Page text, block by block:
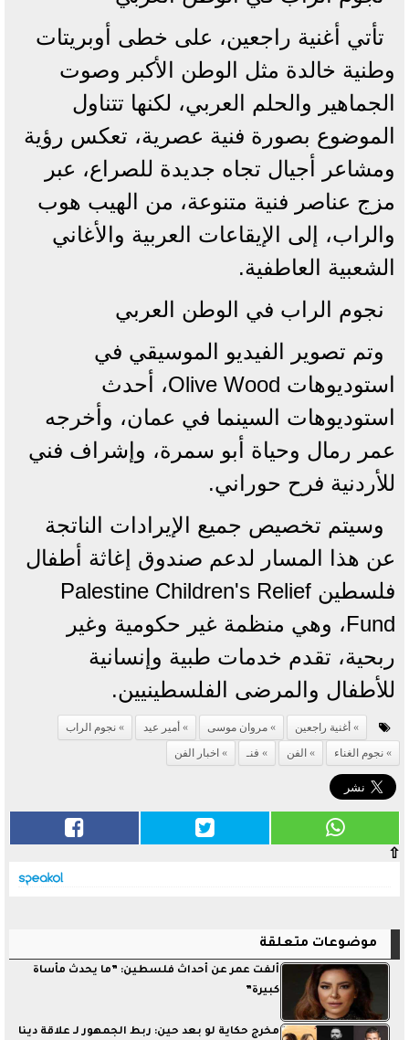
تأتي أغنية راجعين، على خطى أوبريتات
وطنية خالدة مثل الوطن الأكبر وصوت
الجماهير والحلم العربي، لكنها تتناول
الموضوع بصورة فنية عصرية، تعكس رؤية
ومشاعر أجيال تجاه جديدة للصراع، عبر
مزج عناصر فنية متنوعة، من الهيب هوب
والراب، إلى الإيقاعات العربية والأغاني
الشعبية العاطفية.
نجوم الراب في الوطن العربي
وتم تصوير الفيديو الموسيقي في
استوديوهات Olive Wood، أحدث
استوديوهات السينما في عمان، وأخرجه
عمر رمال وحياة أبو سمرة، وإشراف فني
للأردنية فرح حوراني.
وسيتم تخصيص جميع الإيرادات الناتجة
عن هذا المسار لدعم صندوق إغاثة أطفال
فلسطين Palestine Children's Relief
Fund، وهي منظمة غير حكومية وغير
ربحية، تقدم خدمات طبية وإنسانية
للأطفال والمرضى الفلسطينيين.
أغنية راجعين مروان موسى أمير عيد
نجوم الراب
نجوم الغناء
الفن فنـ اخبار الفن
⇧
موضوعات متعلقة
ألفت عمر عن أحداث فلسطين: ”ما يحدث مأساة
كبيرة”
مخرج حكاية لو بعد حين: ربط الجمهور لـ علاقة دينا